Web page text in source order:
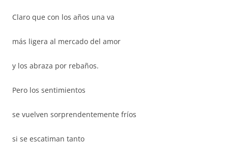
Claro que con los años una va
más ligera al mercado del amor
y los abraza por rebaños.
Pero los sentimientos
se vuelven sorprendentemente fríos
si se escatiman tanto